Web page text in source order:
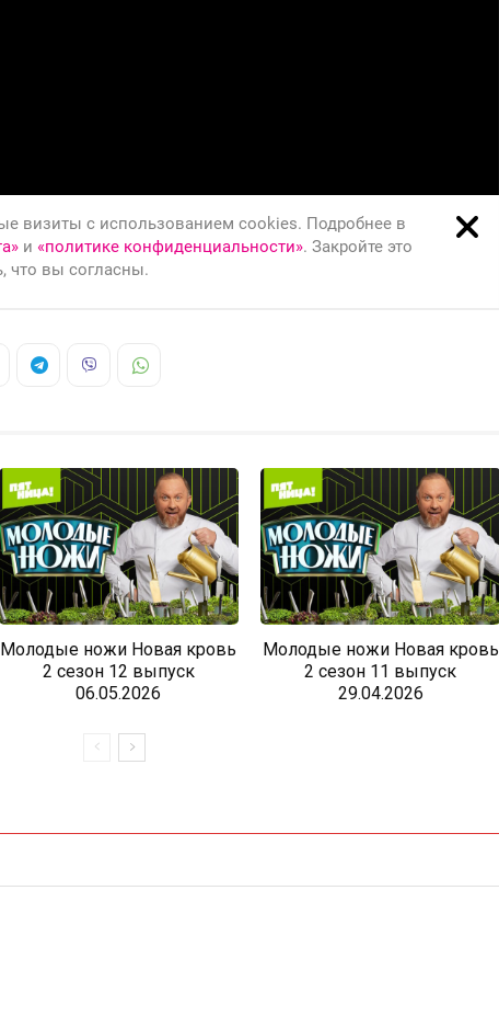
Молодые ножи Новая кровь
2 сезон 12 выпуск
06.05.2026
Молодые ножи Новая кровь
2 сезон 11 выпуск
29.04.2026